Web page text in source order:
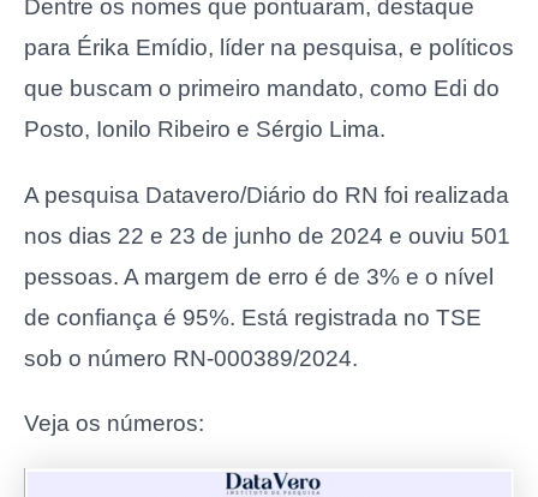
Dentre os nomes que pontuaram, destaque
para Érika Emídio, líder na pesquisa, e políticos
que buscam o primeiro mandato, como Edi do
Posto, Ionilo Ribeiro e Sérgio Lima.
A pesquisa Datavero/Diário do RN foi realizada
nos dias 22 e 23 de junho de 2024 e ouviu 501
pessoas. A margem de erro é de 3% e o nível
de confiança é 95%. Está registrada no TSE
sob o número RN-000389/2024.
Veja os números: